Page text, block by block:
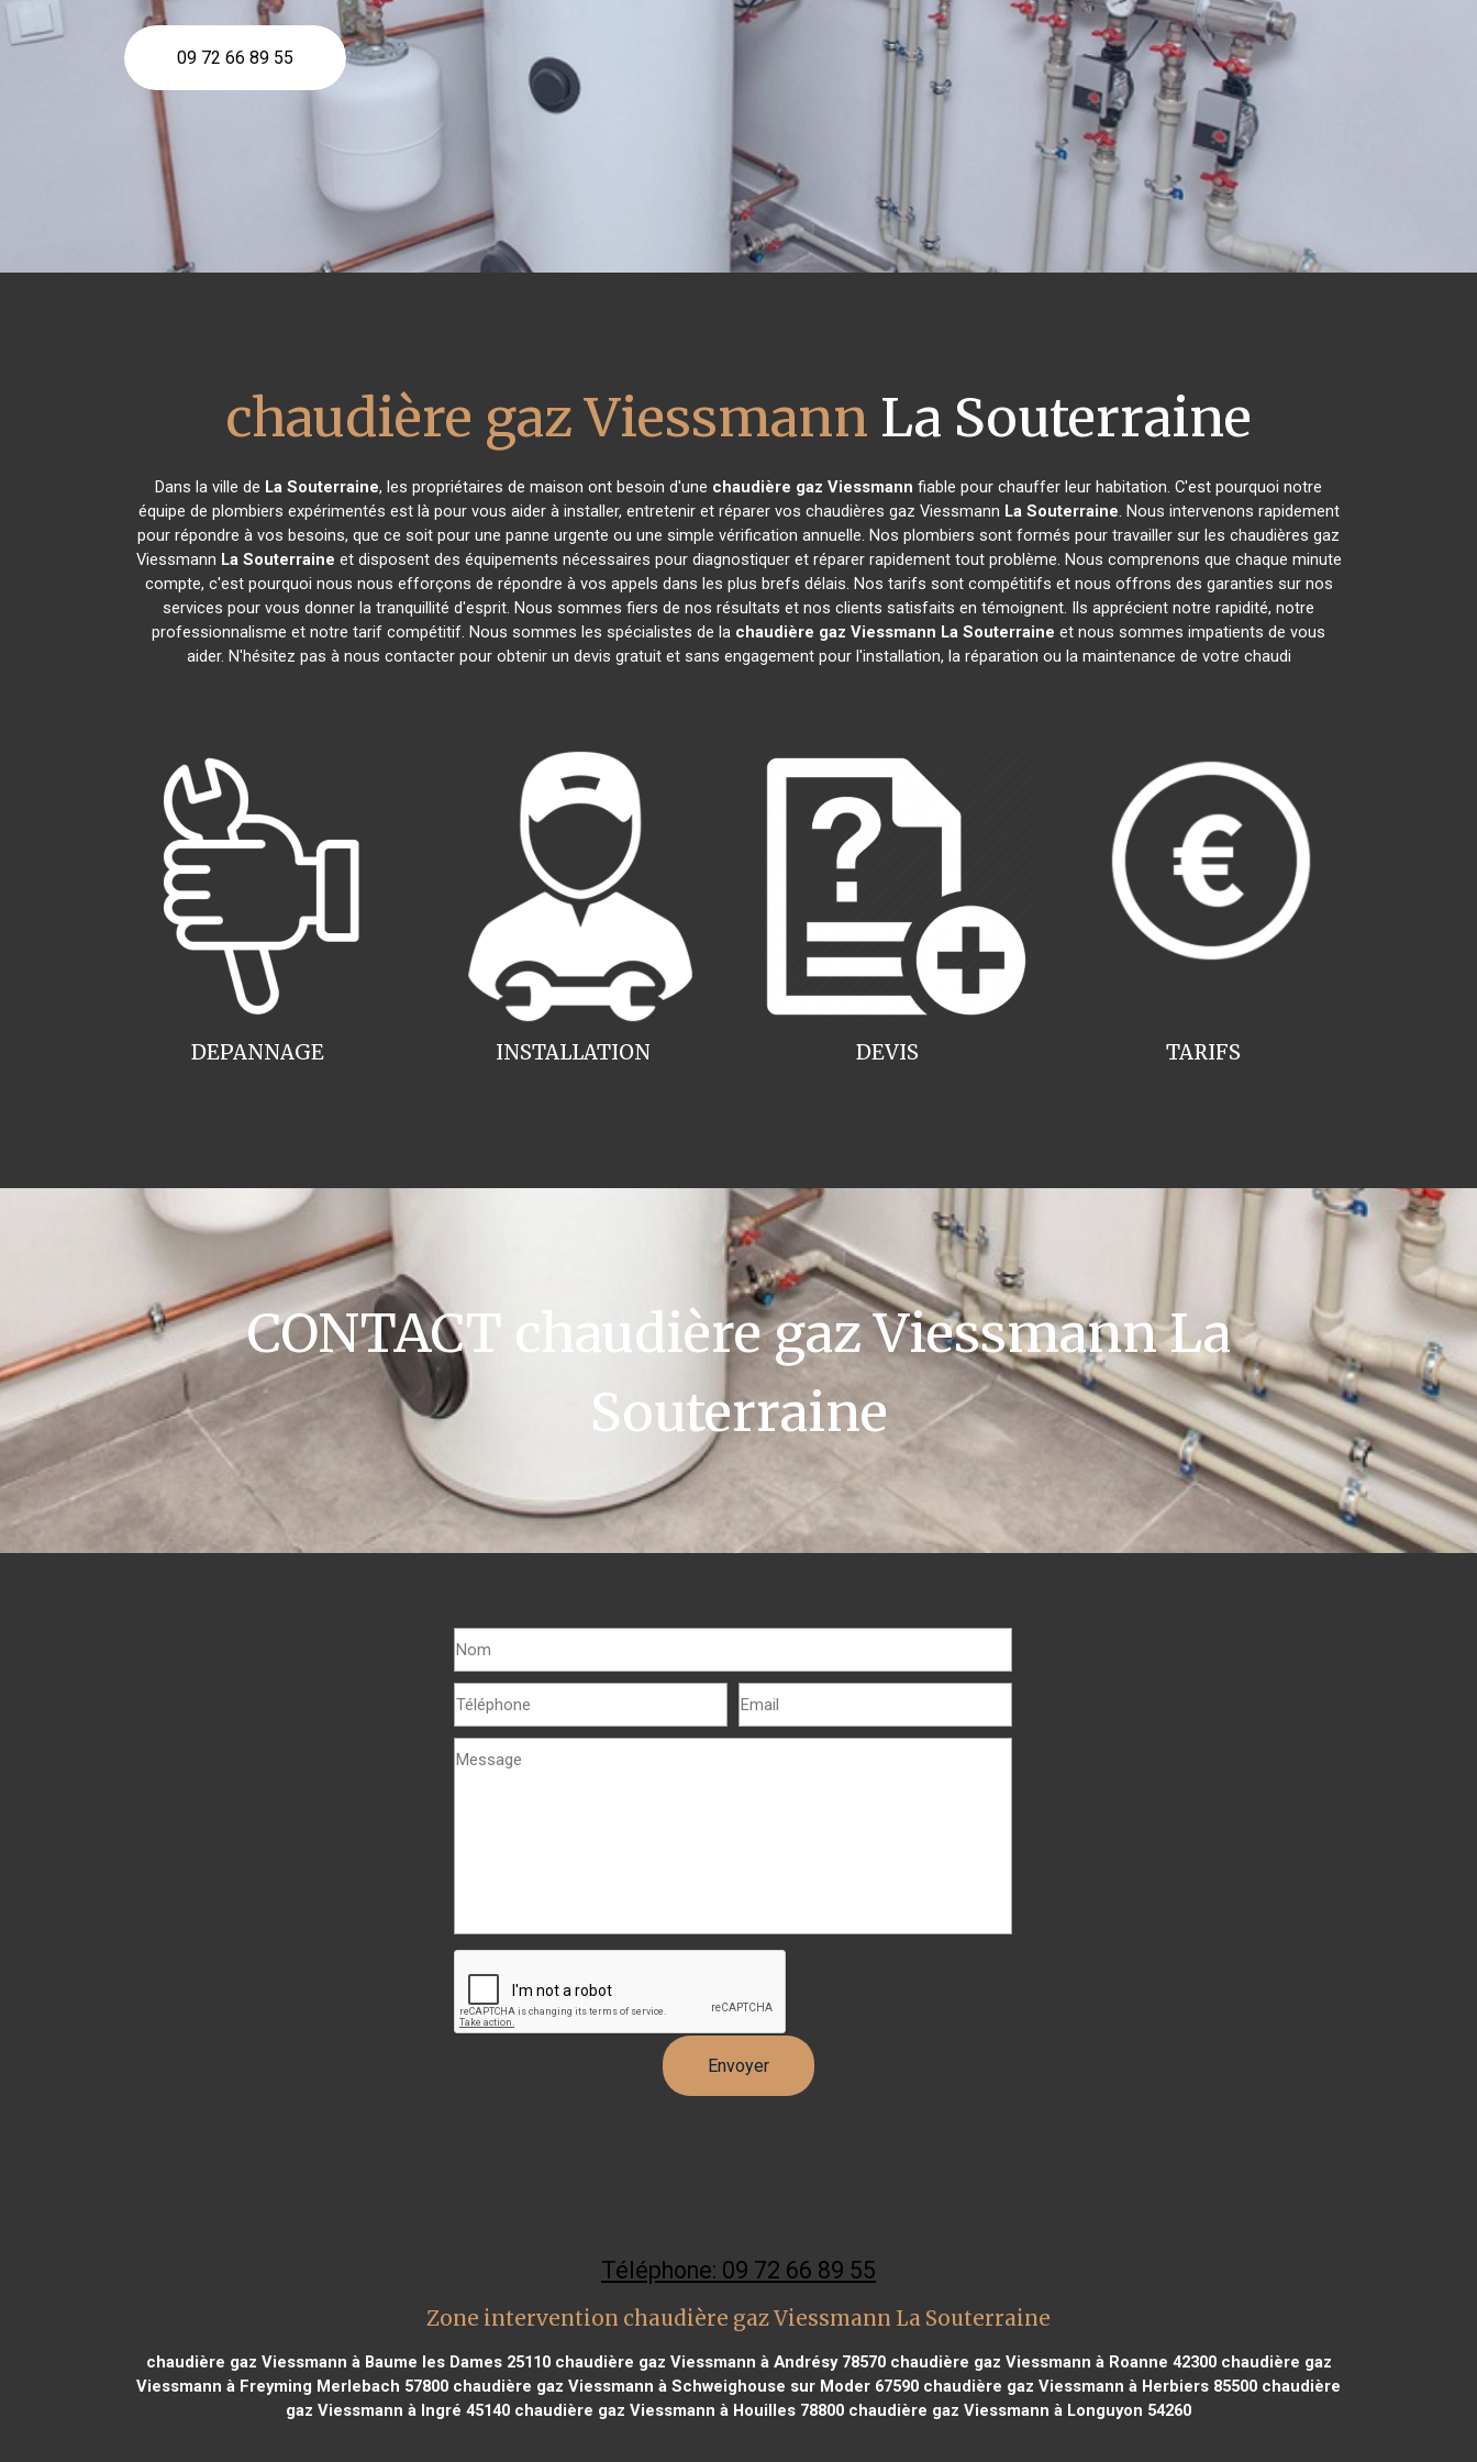
09 72 66 89 55
chaudière gaz Viessmann La Souterraine
Dans la ville de La Souterraine, les propriétaires de maison ont besoin d'une chaudière gaz Viessmann fiable pour chauffer leur habitation. C'est pourquoi notre
équipe de plombiers expérimentés est là pour vous aider à installer, entretenir et réparer vos chaudières gaz Viessmann La Souterraine. Nous intervenons rapidement
pour répondre à vos besoins, que ce soit pour une panne urgente ou une simple vérification annuelle. Nos plombiers sont formés pour travailler sur les chaudières gaz
Viessmann La Souterraine et disposent des équipements nécessaires pour diagnostiquer et réparer rapidement tout problème. Nous comprenons que chaque minute
compte, c'est pourquoi nous nous efforçons de répondre à vos appels dans les plus brefs délais. Nos tarifs sont compétitifs et nous offrons des garanties sur nos
services pour vous donner la tranquillité d'esprit. Nous sommes fiers de nos résultats et nos clients satisfaits en témoignent. Ils apprécient notre rapidité, notre
professionnalisme et notre tarif compétitif. Nous sommes les spécialistes de la chaudière gaz Viessmann La Souterraine et nous sommes impatients de vous
aider. N'hésitez pas à nous contacter pour obtenir un devis gratuit et sans engagement pour l'installation, la réparation ou la maintenance de votre chaudi
INSTALLATION
DEPANNAGE TARIFS
DEVIS
CONTACT chaudière gaz Viessmann La
Souterraine
Téléphone: 09 72 66 89 55
Zone intervention chaudière gaz Viessmann La Souterraine
chaudière gaz Viessmann à Baume les Dames 25110chaudière gaz Viessmann à Andrésy 78570chaudière gaz Viessmann à Roanne 42300chaudière gaz
Viessmann à Freyming Merlebach 57800 chaudière gaz Viessmann à Schweighouse sur Moder 67590 chaudière gaz Viessmann à Herbiers 85500 chaudière
gaz Viessmann à Ingré 45140 chaudière gaz Viessmann à Houilles 78800 chaudière gaz Viessmann à Longuyon 54260